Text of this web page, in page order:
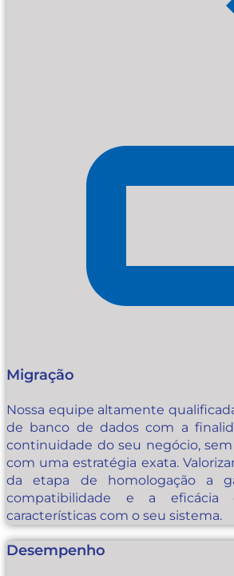
Migração
Nossa equipe altamente
de banco de dados com a
continuidade do seu negócio,
com uma estratégia exata.
da etapa de homologação a
compatibilidade e a eficácia
características com o seu sistema.
Desempenho